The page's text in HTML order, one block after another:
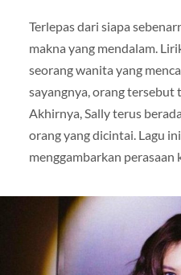
Terlepas dari siapa
makna yang mendalam.
seorang wanita yang
sayangnya, orang tersebut
Akhirnya, Sally terus
orang yang dicintai. Lagu
menggambarkan perasaan